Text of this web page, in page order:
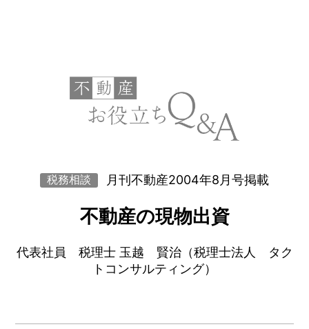
税務相談 月刊不動産2004年8月号掲載
不動産の現物出資
代表社員 税理士 玉越 賢治（税理士法人 タク
トコンサルティング）